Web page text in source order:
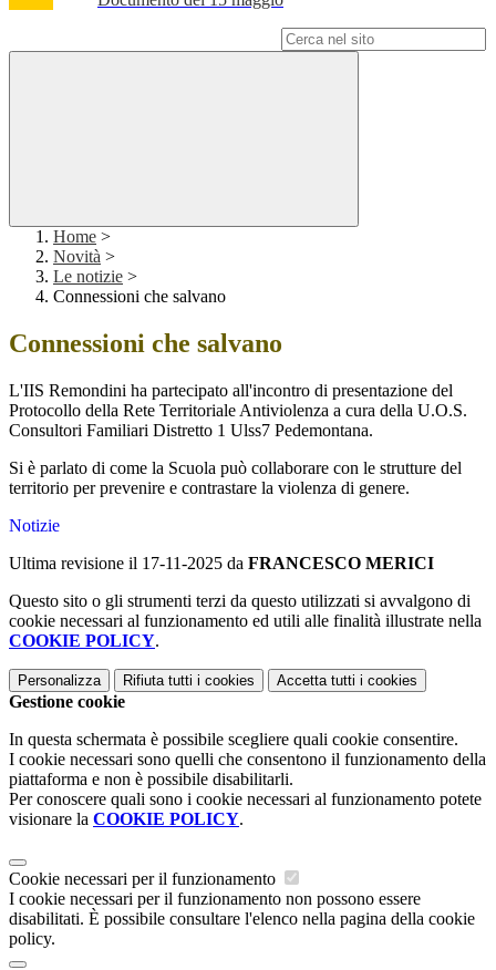
Home >
Novità >
Le notizie >
Connessioni che salvano
Connessioni che salvano
L'IIS Remondini ha partecipato all'incontro di presentazione del
Protocollo della Rete Territoriale Antiviolenza a cura della U.O.S.
Consultori Familiari Distretto 1 Ulss7 Pedemontana.
Si è parlato di come la Scuola può collaborare con le strutture del
territorio per prevenire e contrastare la violenza di genere.
Notizie
Ultima revisione il 17-11-2025 da FRANCESCO MERICI
Questo sito o gli strumenti terzi da questo utilizzati si avvalgono di
cookie necessari al funzionamento ed utili alle finalità illustrate nella
COOKIE POLICY.
Personalizza Rifiuta tutti i cookies Accetta tutti i cookies
Gestione cookie
In questa schermata è possibile scegliere quali cookie consentire.
I cookie necessari sono quelli che consentono il funzionamento della
piattaforma e non è possibile disabilitarli.
Per conoscere quali sono i cookie necessari al funzionamento potete
visionare la COOKIE POLICY.
Cookie necessari per il funzionamento
I cookie necessari per il funzionamento non possono essere
disabilitati. È possibile consultare l'elenco nella pagina della cookie
policy.